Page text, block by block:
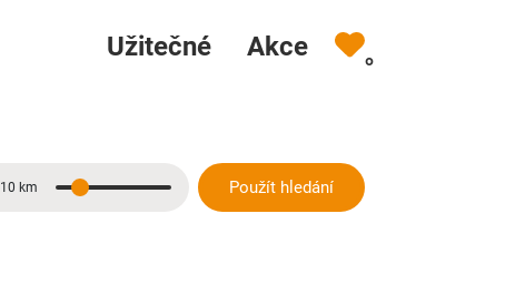
Užitečné Akce 0
Vzdálenost
10 km Použít hledání